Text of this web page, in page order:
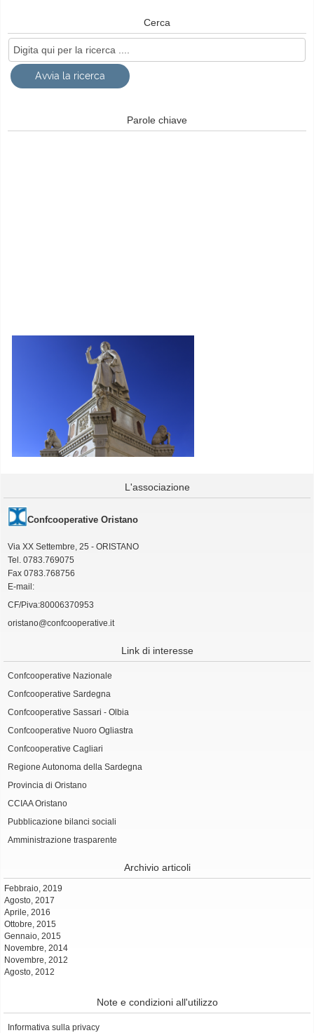
Cerca
Parole chiave
L'associazione
Confcooperative Oristano
Via XX Settembre, 25 - ORISTANO
Tel. 0783.769075
Fax 0783.768756
E-mail:
CF/Piva:80006370953
oristano@confcooperative.it
Link di interesse
Confcooperative Nazionale
Confcooperative Sardegna
Confcooperative Sassari - Olbia
Confcooperative Nuoro Ogliastra
Confcooperative Cagliari
Regione Autonoma della Sardegna
Provincia di Oristano
CCIAA Oristano
Pubblicazione bilanci sociali
Amministrazione trasparente
Archivio articoli
Febbraio, 2019
Agosto, 2017
Aprile, 2016
Ottobre, 2015
Gennaio, 2015
Novembre, 2014
Novembre, 2012
Agosto, 2012
Note e condizioni all'utilizzo
Informativa sulla privacy